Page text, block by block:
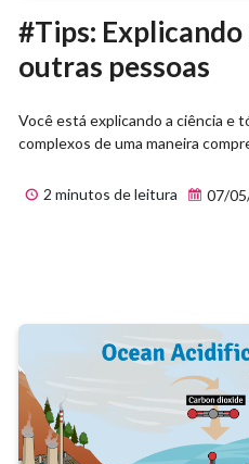
#Tips: Explicando
outras pessoas
Você está explicando a ciência e
complexos de uma maneira
2 minutos de leitura 07/